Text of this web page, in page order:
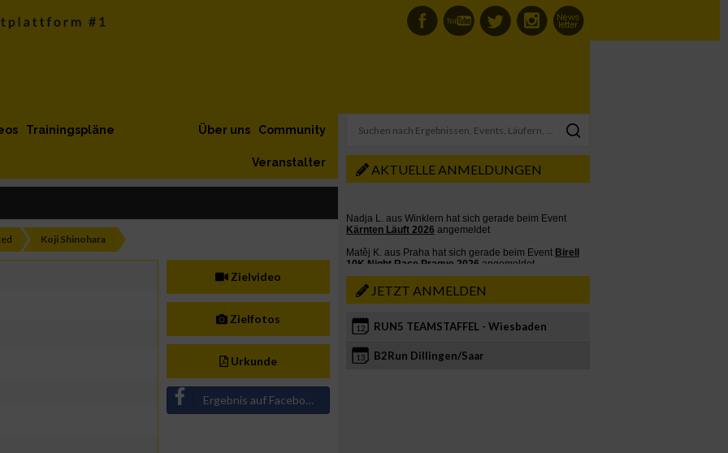
Trainingspläne Community
Über uns
Veranstalter
Koji Shinohara
Zielvideo
Zielfotos
Urkunde
Ergebnis auf Facebook teilen
AKTUELLE ANMELDUNGEN
JETZT ANMELDEN
12 RUN5 TEAMSTAFFEL - Wiesbaden
13 B2Run Dillingen/Saar